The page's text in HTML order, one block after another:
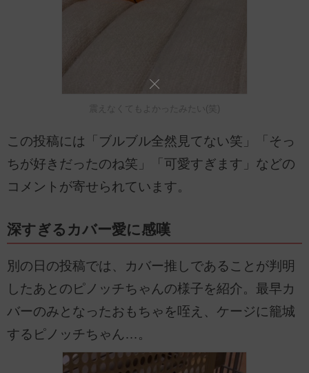
震えなくてもよかったみたい(笑)
この投稿には「ブルブル全然見てない笑」「そっ
ちが好きだったのね笑」「可愛すぎます」などの
コメントが寄せられています。
深すぎるカバー愛に感嘆
別の日の投稿では、カバー推しであることが判明
したあとのピノッチちゃんの様子を紹介。最早カ
バーのみとなったおもちゃを咥え、ケージに籠城
するピノッチちゃん…。